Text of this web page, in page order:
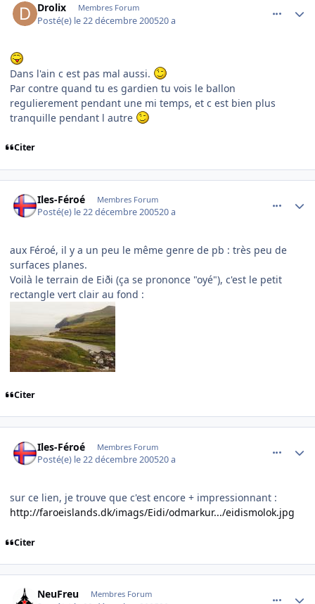
Drolix Membres Forum
Posté(e) le 22 décembre 200520 a
Dans l'ain c est pas mal aussi.
Par contre quand tu es gardien tu vois le ballon
regulierement pendant une mi temps, et c est bien plus
tranquille pendant l autre
Citer
Iles-Féroé Membres Forum
Posté(e) le 22 décembre 200520 a
aux Féroé, il y a un peu le même genre de pb : très peu de
surfaces planes.
Voilà le terrain de Eiði (ça se prononce "oyé"), c'est le petit
rectangle vert clair au fond :
Citer
Iles-Féroé Membres Forum
Posté(e) le 22 décembre 200520 a
sur ce lien, je trouve que c'est encore + impressionnant :
http://faroeislands.dk/imags/Eidi/odmarkur.../eidismolok.jpg
Citer
NeuFreu Membres Forum